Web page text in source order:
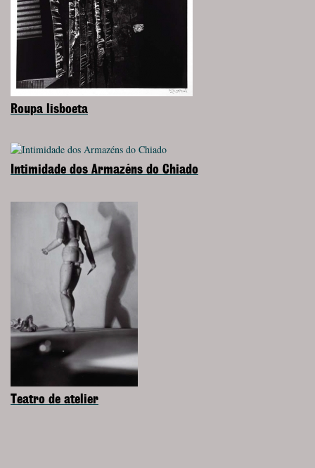
Roupa lisboeta
Intimidade dos Armazéns do Chiado
Teatro de atelier